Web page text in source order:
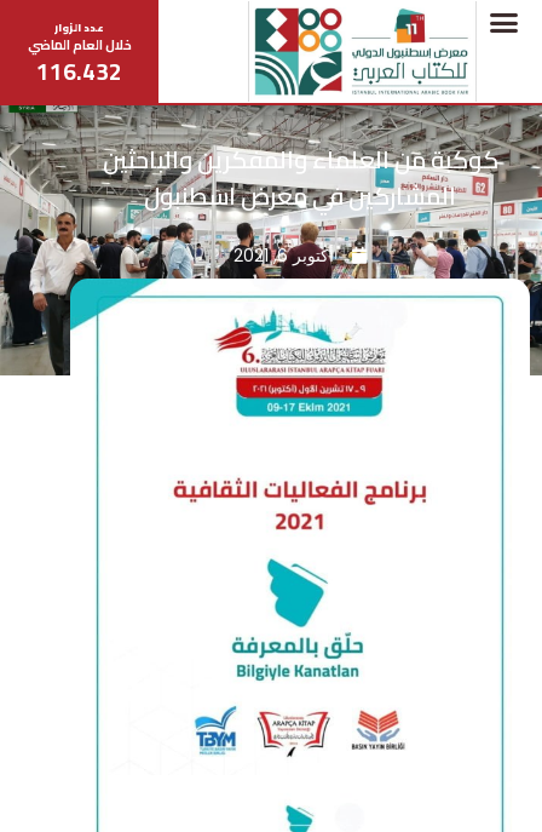
عدد الزوار
خلال العام الماضي
116.432
كوكبة من العلماء والمفكرين والباحثين
المشاركين في معرض اسطنبول
أكتوبر 6, 2021